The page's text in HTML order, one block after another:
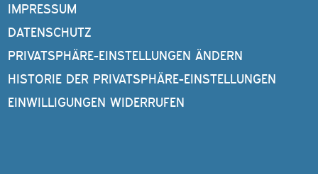
IMPRESSUM
DATENSCHUTZ
PRIVATSPHÄRE-EINSTELLUNGEN ÄNDERN
HISTORIE DER PRIVATSPHÄRE-EINSTELLUNGEN
EINWILLIGUNGEN WIDERRUFEN